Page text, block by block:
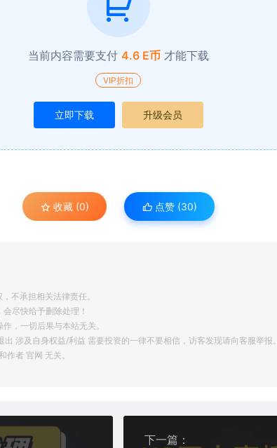
当前内容需要支付 4.6 E币 才能下载
VIP折扣
立即下载 升级会员
收藏 (0) 点赞 (30)
不承担相关法律责任。
尽快给予删除处理！
，一切后果与本站无关。
涉及自身权益/利益 需要投资的一律不要相信，访客发现请向客服举报。
作者 官网 无关。
下一篇：